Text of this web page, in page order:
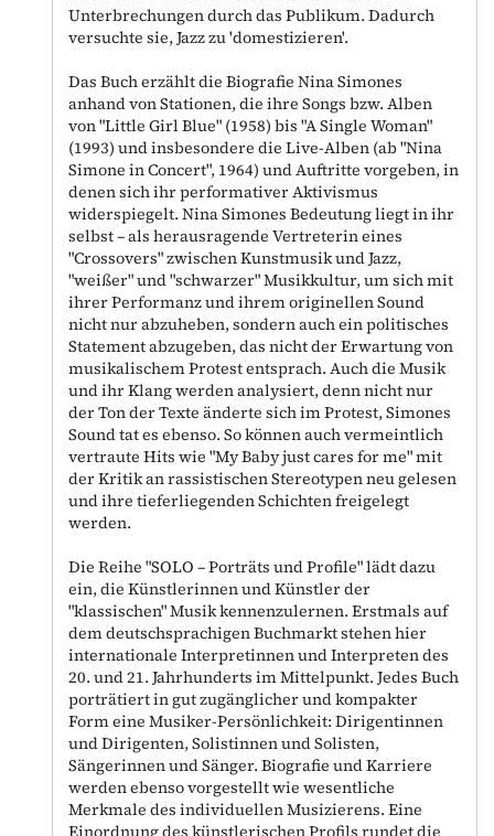
Unterbrechungen durch das Publikum. Dadurch
versuchte sie, Jazz zu 'domestizieren'.
Das Buch erzählt die Biografie Nina Simones
anhand von Stationen, die ihre Songs bzw. Alben
von "Little Girl Blue" (1958) bis "A Single Woman"
(1993) und insbesondere die Live-Alben (ab "Nina
Simone in Concert", 1964) und Auftritte vorgeben, in
denen sich ihr performativer Aktivismus
widerspiegelt. Nina Simones Bedeutung liegt in ihr
selbst – als herausragende Vertreterin eines
"Crossovers" zwischen Kunstmusik und Jazz,
"weißer" und "schwarzer" Musikkultur, um sich mit
ihrer Performanz und ihrem originellen Sound
nicht nur abzuheben, sondern auch ein politisches
Statement abzugeben, das nicht der Erwartung von
musikalischem Protest entsprach. Auch die Musik
und ihr Klang werden analysiert, denn nicht nur
der Ton der Texte änderte sich im Protest, Simones
Sound tat es ebenso. So können auch vermeintlich
vertraute Hits wie "My Baby just cares for me" mit
der Kritik an rassistischen Stereotypen neu gelesen
und ihre tieferliegenden Schichten freigelegt
werden.
Die Reihe "SOLO – Porträts und Profile" lädt dazu
ein, die Künstlerinnen und Künstler der
"klassischen" Musik kennenzulernen. Erstmals auf
dem deutschsprachigen Buchmarkt stehen hier
internationale Interpretinnen und Interpreten des
20. und 21. Jahrhunderts im Mittelpunkt. Jedes Buch
porträtiert in gut zugänglicher und kompakter
Form eine Musiker-Persönlichkeit: Dirigentinnen
und Dirigenten, Solistinnen und Solisten,
Sängerinnen und Sänger. Biografie und Karriere
werden ebenso vorgestellt wie wesentliche
Merkmale des individuellen Musizierens. Eine